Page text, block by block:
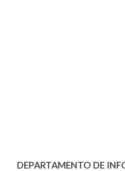
DEPARTAMENTO DE